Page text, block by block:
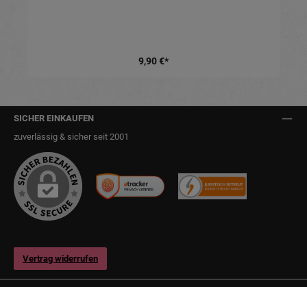
9,90 €*
SICHER EINKAUFEN
zuverlässig & sicher seit 2001
Vertrag widerrufen